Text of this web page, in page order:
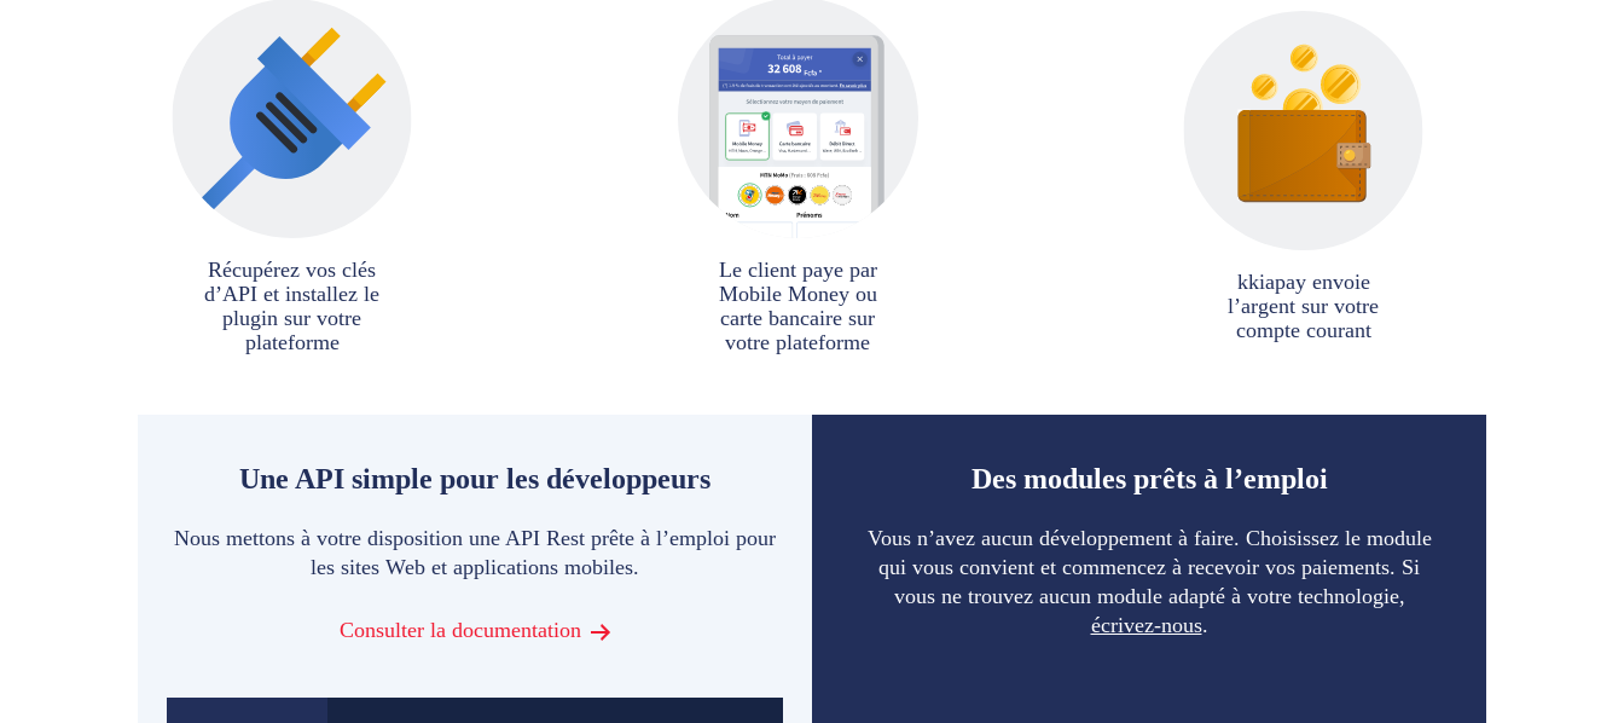
Récupérez vos clés
d’API et installez le
plugin sur votre
plateforme
Le client paye par
Mobile Money ou
carte bancaire sur
votre plateforme
kkiapay envoie
l’argent sur votre
compte courant
Une API simple pour les développeurs
Nous mettons à votre disposition une API Rest prête à l’emploi pour
les sites Web et applications mobiles.
Consulter la documentation
Des modules prêts à l’emploi
Vous n’avez aucun développement à faire. Choisissez le module
qui vous convient et commencez à recevoir vos paiements. Si
vous ne trouvez aucun module adapté à votre technologie,
écrivez-nous.